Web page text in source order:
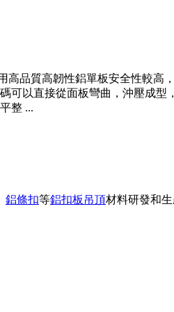
品質高韌性鋁單板安全性較高
可以直接從面板彎曲，沖壓成
整 ...
鋁條扣等鋁扣板吊頂材料研發和生